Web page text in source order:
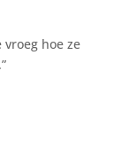
hoe ze